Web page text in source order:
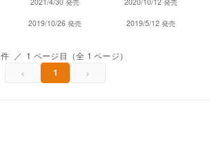
2019/10/26 発売 2019/5/12 発売
件 ／ 1 ページ目（全 1 ページ）
‹ 1 ›